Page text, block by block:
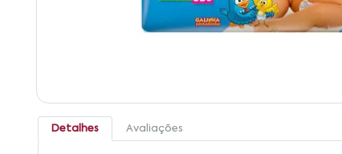
Detalhes Avaliações